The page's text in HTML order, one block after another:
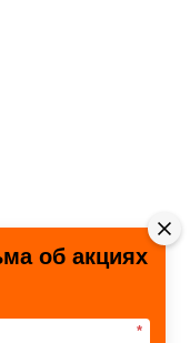
об акциях
*